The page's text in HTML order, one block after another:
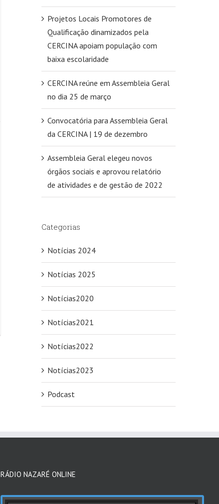
Projetos Locais Promotores de
Qualificação dinamizados pela
CERCINA apoiam população com
baixa escolaridade
CERCINA reúne em Assembleia Geral
no dia 25 de março
Convocatória para Assembleia Geral
da CERCINA | 19 de dezembro
Assembleia Geral elegeu novos
órgãos sociais e aprovou relatório
de atividades e de gestão de 2022
Categorias
Notícias 2024
Notícias 2025
Notícias2020
Notícias2021
Notícias2022
Notícias2023
Podcast
RÁDIO NAZARÉ ONLINE